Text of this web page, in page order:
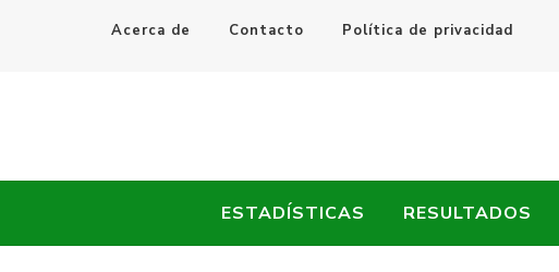
Acerca de Contacto Política de privacidad
Every Fútbol
ESTADÍSTICAS RESULTADOS